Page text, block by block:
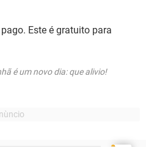
Este é gratuito para
é um novo dia: que alivio!